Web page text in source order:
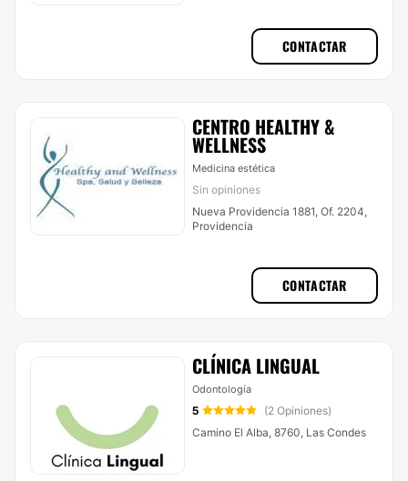
CONTACTAR
CENTRO HEALTHY &
WELLNESS
Medicina estética
Sin opiniones
Nueva Providencia 1881, Of. 2204,
Providencia
CONTACTAR
CLÍNICA LINGUAL
Odontología
5
(2 Opiniones)
Camino El Alba, 8760, Las Condes